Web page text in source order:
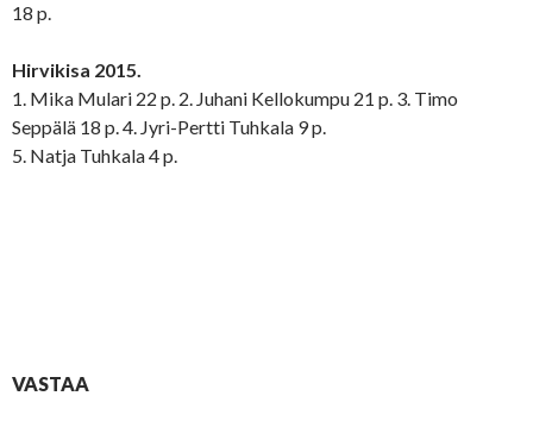
18 p.
Hirvikisa 2015.
1. Mika Mulari 22 p. 2. Juhani Kellokumpu 21 p. 3. Timo
Seppälä 18 p. 4. Jyri-Pertti Tuhkala 9 p.
5. Natja Tuhkala 4 p.
VASTAA